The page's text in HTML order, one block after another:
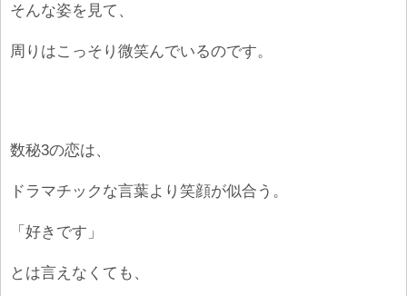
そんな姿を見て、
周りはこっそり微笑んでいるのです。
数秘3の恋は、
ドラマチックな言葉より笑顔が似合う。
「好きです」
とは言えなくても、